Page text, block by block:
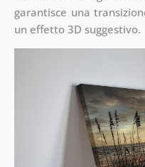
garantisce una
un effetto 3D suggestivo.